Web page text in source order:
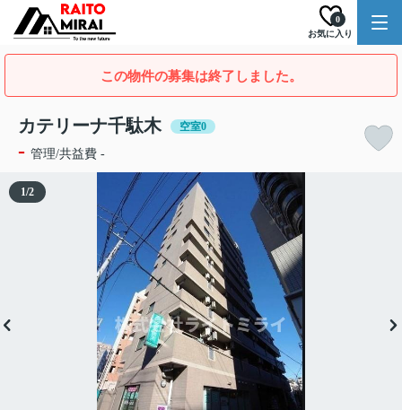
お気に入り
0
この物件の募集は終了しました。
カテリーナ千駄木 空室0
- 管理/共益費 -
1/2